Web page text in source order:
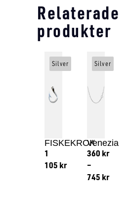
Relaterade
produkter
FISKEKROK
1
105 kr
Silver
Venezia
360 kr
–
745 kr
Silver